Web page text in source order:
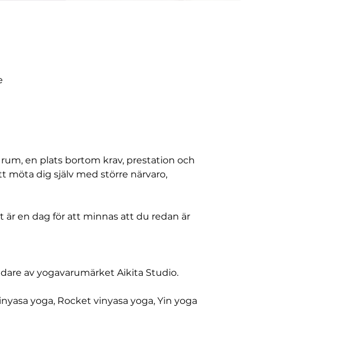
en plats bortom krav, prestation och
möta dig själv med större närvaro,
är en dag för att minnas att du redan är
av yogavarumärket Aikita Studio.
yoga, Rocket vinyasa yoga, Yin yoga